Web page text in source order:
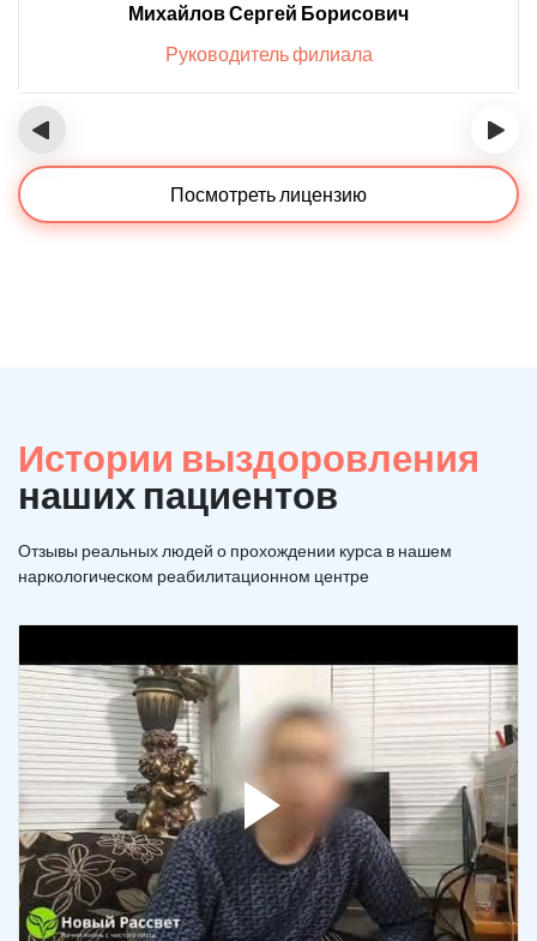
Михайлов Сергей Борисович
Руководитель филиала
‹ ›
Посмотреть лицензию
Истории выздоровления
наших пациентов
Отзывы реальных людей о прохождении курса в нашем
наркологическом реабилитационном центре